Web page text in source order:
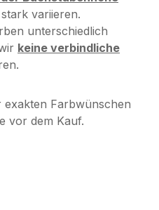
variieren.
unterschiedlich
keine verbindliche
exakten Farbwünschen
vor dem Kauf.